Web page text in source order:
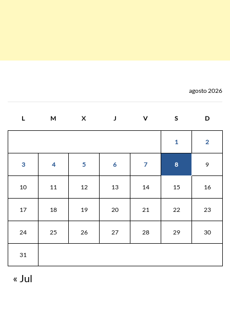
agosto 2026
L M X J V S D
1 2
3 4 5 6 7 8 9
10 11 12 13 14 15 16
17 18 19 20 21 22 23
24 25 26 27 28 29 30
31
« Jul